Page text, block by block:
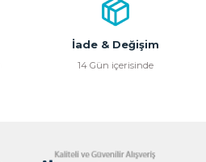
İade & Değişim
14 Gün içerisinde